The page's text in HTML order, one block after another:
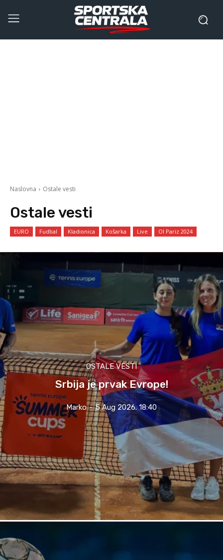
Naslovna Ostale vesti
Ostale vesti
EURO Fudbal Kladionica Košarka Live OI Pariz 2024
OSTALE VESTI
Srbija je prvak Evrope!
Marko - 5 Aug 2026. 18:40